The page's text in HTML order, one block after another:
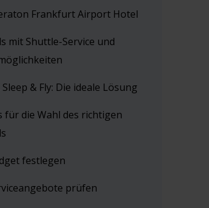
Frankfurt Airport Hotel
mit Shuttle-Service und
Sleep & Fly: Die ideale Lösung
für die Wahl des richtigen
festlegen
prüfen